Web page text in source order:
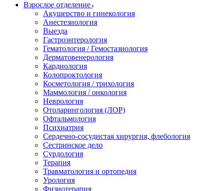
Взрослое отделение
Акушерство и гинекология
Анестезиология
Выезда
Гастроэнтерология
Гематология / Гемостазиология
Дерматовенерология
Кардиология
Колопроктология
Косметология / трихология
Маммология / онкология
Неврология
Отоларингология (ЛОР)
Офтальмология
Психиатрия
Сердечно-сосудистая хирургия, флебология
Сестринское дело
Сурдология
Терапия
Травматология и ортопедия
Урология
Физиотерапия